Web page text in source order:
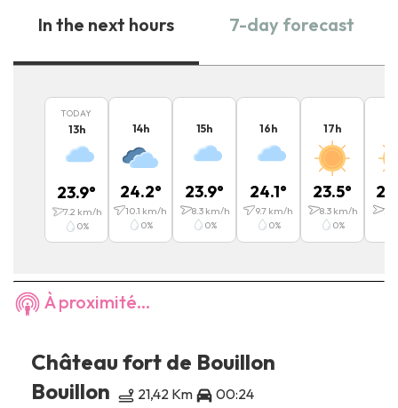
In the next hours 7-day forecast
TODAY
13h
23.9°
7.2 km/h
0%
14h
24.2°
10.1 km/h
0%
15h
23.9°
8.3km/h
0%
16h
24.1°
9.7 km/h
0%
17h
23.5°
8.3km/h
0%
7.2
À proximité...
Château fort de Bouillon
Bouillon
21,42 Km 00:24